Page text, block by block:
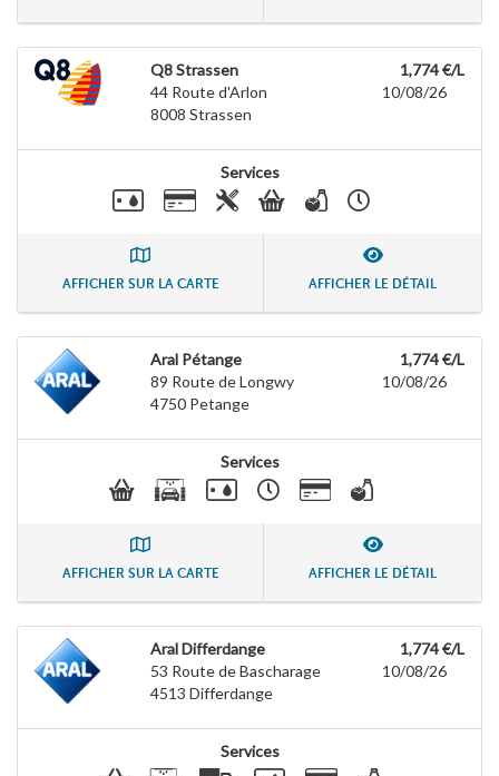
Q8 Strassen
44 Route d'Arlon
8008 Strassen
1,774 €/L
10/08/26
Services
AFFICHER SUR LA CARTE AFFICHER LE DÉTAIL
Aral Pétange
89 Route de Longwy
4750 Petange
1,774 €/L
10/08/26
Services
AFFICHER SUR LA CARTE AFFICHER LE DÉTAIL
Aral Differdange
53 Route de Bascharage
4513 Differdange
1,774 €/L
10/08/26
Services